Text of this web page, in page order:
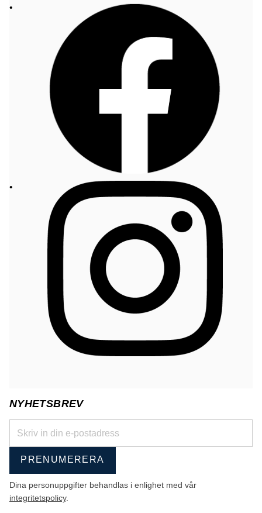
NYHETSBREV
PRENUMERERA
Dina personuppgifter behandlas i enlighet med vår
integritetspolicy.